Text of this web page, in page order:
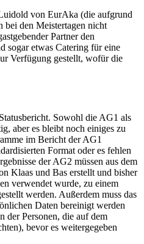
von EurAka (die aufgrund
bei den Meistertagen nicht
Partner den
sogar etwas Catering für eine
Verfügung gestellt, wofür die
Sowohl die AG1 als
aber es bleibt noch einiges zu
im Bericht der AG1
Format oder es fehlen
der AG2 müssen aus dem
Klaas und Bas erstellt und bisher
verwendet wurde, zu einem
werden. Außerdem muss das
Daten bereinigt werden
der Personen, die auf dem
bevor es weitergegeben